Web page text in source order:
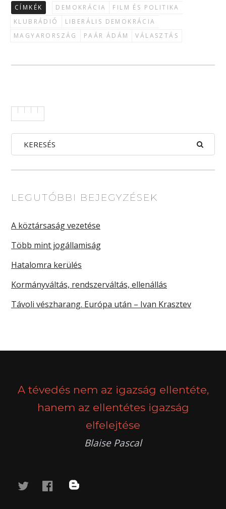
CÍMKÉK DEMOKRÁCIA
FILM ÉS POLITIKA
KLUBRÁDIÓ
LIBERÁLIS DEMOKRÁCIA
MAGYARORSZÁG
PAÁR ÁDÁM VÁLASZTÁS
LEGUTÓBBI BEJEGYZÉSEK
A köztársaság vezetése
Több mint jogállamiság
Hatalomra kerülés
Kormányváltás, rendszerváltás, ellenállás
Távoli vészharang. Európa után – Ivan Krasztev
A tévedés nem az igazság ellentéte,
hanem az ellentétes igazság
elfelejtése
Blaise Pascal
twitterfacebook
blog